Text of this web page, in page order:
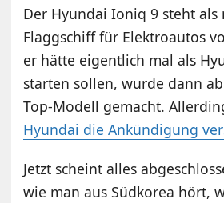
Der Hyundai Ioniq 9 steht als
Flaggschiff für Elektroautos
er hätte eigentlich mal als
starten sollen, wurde dann
Top-Modell gemacht.
Hyundai die Ankündigung
Jetzt scheint alles
wie man aus Südkorea hört,